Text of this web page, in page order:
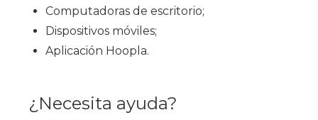
Computadoras de escritorio;
Dispositivos móviles;
Aplicación Hoopla.
¿Necesita ayuda?